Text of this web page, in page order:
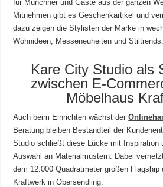
für Münchner und Gäste aus der ganzen
Mitnehmen gibt es Geschenkartikel und
dazu zeigen die Stylisten der Marke in
Wohnideen, Messeneuheiten und Stiltrends.
Kare City Studio als
zwischen E-
Möbelhaus
Auch beim Einrichten wächst der
Beratung bleiben Bestandteil der
Studio schließt diese Lücke mit Inspiration
Auswahl an Materialmustern. Dabei
dem 12.000 Quadratmeter großen
Kraftwerk in Obersendling.